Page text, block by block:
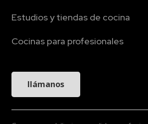
Estudios y tiendas de cocina
Cocinas para profesionales
llámanos